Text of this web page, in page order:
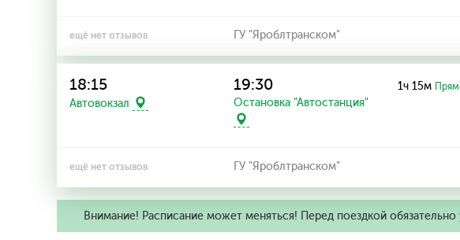
ещё нет отзывов ГУ "Яроблтранском"
18:15
Автовокзал
19:30
Остановка "Автостанция"
1ч 15м
ещё нет отзывов ГУ "Яроблтранском"
Внимание! Расписание может меняться! Перед поездкой